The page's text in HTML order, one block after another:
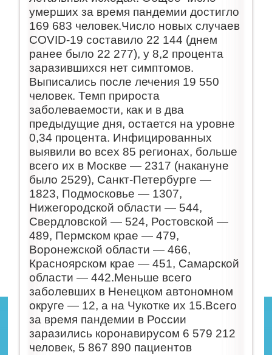
умерших за время пандемии достигло
169 683 человек.Число новых случаев
COVID-19 составило 22 144 (днем
ранее было 22 277), у 8,2 процента
заразившихся нет симптомов.
Выписались после лечения 19 550
человек. Темп прироста
заболеваемости, как и в два
предыдущие дня, остается на уровне
0,34 процента. Инфицированных
выявили во всех 85 регионах, больше
всего их в Москве — 2317 (накануне
было 2529), Санкт-Петербурге —
1823, Подмосковье — 1307,
Нижегородской области — 544,
Свердловской — 524, Ростовской —
489, Пермском крае — 479,
Воронежской области — 466,
Красноярском крае — 451, Самарской
области — 442.Меньше всего
заболевших в Ненецком автономном
округе — 12, а на Чукотке их 15.Всего
за время пандемии в России
заразились коронавирусом 6 579 212
человек, 5 867 890 пациентов